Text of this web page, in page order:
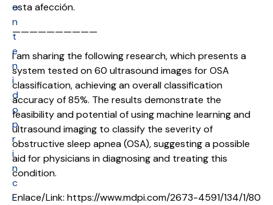
o
n
t
e
n
i
d
o
p
r
i
n
c
i
esta afección.
——————————
I am sharing the following research, which presents a
system tested on 60 ultrasound images for OSA
classification, achieving an overall classification
accuracy of 85%. The results demonstrate the
feasibility and potential of using machine learning and
ultrasound imaging to classify the severity of
obstructive sleep apnea (OSA), suggesting a possible
aid for physicians in diagnosing and treating this
condition.
Enlace/Link: https://www.mdpi.com/2673-4591/134/1/80